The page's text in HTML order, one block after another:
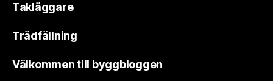
Takläggare
Trädfällning
Välkommen till byggbloggen